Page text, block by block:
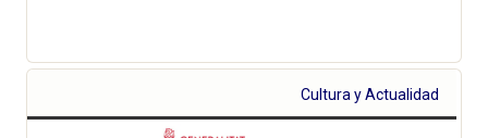
Cultura y Actualidad